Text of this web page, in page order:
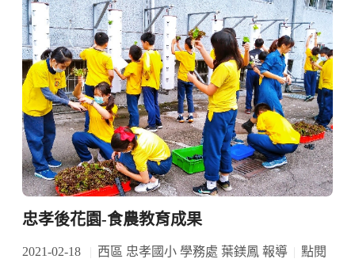
忠孝後花園-食農教育成果
2021-02-18 西區 忠孝國小 學務處 葉鎂鳳 報導
點閱